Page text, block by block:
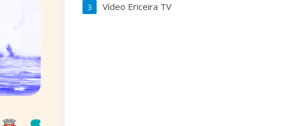
Vídeo Ericeira TV
3